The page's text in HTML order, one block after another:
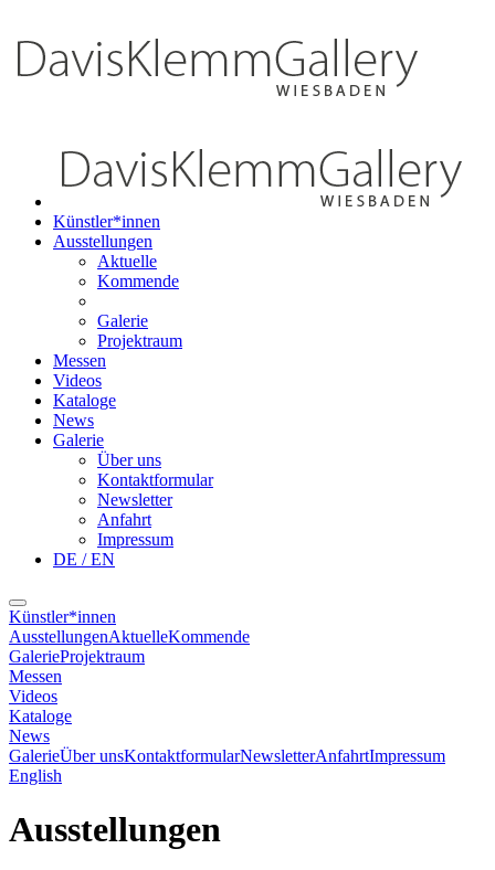
Künstler*innen
Ausstellungen
Aktuelle
Kommende
Galerie
Projektraum
Messen
Videos
Kataloge
News
Galerie
Über uns
Kontaktformular
Newsletter
Anfahrt
Impressum
DE / EN
Künstler*innen
AusstellungenAktuelleKommende
GalerieProjektraum
Messen
Videos
Kataloge
News
GalerieÜber unsKontaktformularNewsletterAnfahrtImpressum
English
Ausstellungen